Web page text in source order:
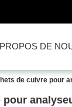
DE
de cuivre pour